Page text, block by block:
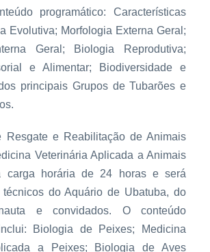
programático: Características
Evolutiva; Morfologia Externa Geral;
Geral; Biologia Reprodutiva;
e Alimentar; Biodiversidade e
principais Grupos de Tubarões e
Resgate e Reabilitação de Animais
Veterinária Aplicada a Animais
carga horária de 24 horas e será
técnicos do Aquário de Ubatuba, do
e convidados. O conteúdo
Biologia de Peixes; Medicina
a Peixes; Biologia de Aves